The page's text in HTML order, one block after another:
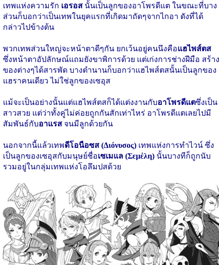
เทพแห่งความรัก เอรอส นั้นเป็นลูกของอาโพรดีแต ในขณะที่บาง
ส่วนก็บอกว่าเป็นเทพในยุคแรกที่เกิดมาถัดๆจากไกอา ดังที่ได้
กล่าวไปข้างต้น
พวกเทพส่วนใหญ่จะหน้าตาดีๆกัน ยกเว้นอยู่คนนึงคือแฮไพส์ตส
ซึ่งหน้าตาอัปลักษณ์แถมยังขาพิการด้วย แต่เก่งการช่างฝีมือ สร้าง
ของต่างๆได้สารพัด บางตำนานก็บอกว่าแฮไพส์ตสนั้นเป็นลูกของ
แฮราคนเดียว ไม่ใช่ลูกของเซอุส
แม้จะเป็นอย่างนั้นแต่แฮไพส์ตสก็ได้แต่งงานกับอาโพรดีแตซึ่งเป็น
สาวสวย แต่ว่าทั้งคู่ไม่ค่อยถูกกันสักเท่าไหร่ อาโพรดีแตเลยไปมี
สัมพันธ์กับอาแรส จนมีลูกด้วยกัน
นอกจากนี้แล้วเทพดีโอนือซส (Διόνυσος) เทพแห่งการทำไวน์ ซึ่ง
เป็นลูกของเซอุสกับมนุษย์ชื่อเซเมแล (Σεμέλη) นั้นบางทีก็ถูกนับ
รวมอยู่ในกลุ่มเทพแห่งโอลึมปสด้วย